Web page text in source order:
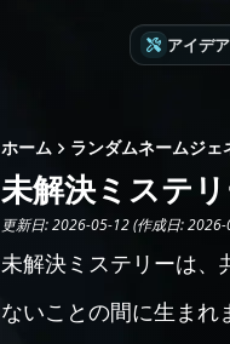
アイデ
ホーム ランダムネームジェ
未解決ミステ
更新日: 2026-05-12 (作成日:
未解決ミステリーは、
ないことの間に生ま